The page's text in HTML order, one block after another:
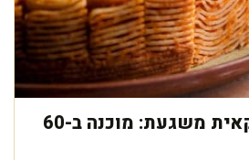
עוגת פסטה מרוקאית משגעת: מוכנה ב-60